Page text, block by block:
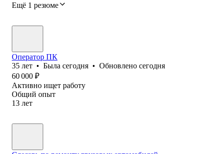
Ещё 1 резюме
Оператор ПК
35 лет • Была сегодня • Обновлено сегодня
60 000 ₽
Активно ищет работу
Общий опыт
13 лет